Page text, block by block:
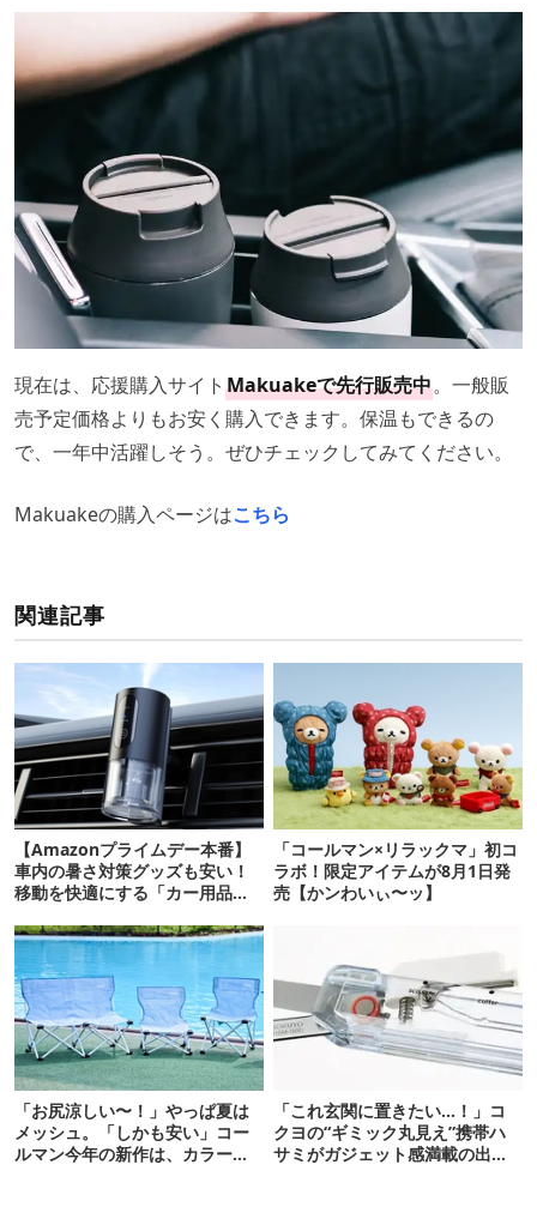
現在は、応援購入サイト Makuakeで先行販売中。一般販
売予定価格よりもお安く購入できます。保温もできるの
で、一年中活躍しそう。ぜひチェックしてみてください。
Makuakeの購入ページはこちら
関連記事
【Amazonプライムデー本番】
車内の暑さ対策グッズも安い！
移動を快適にする「カー用品」
「コールマン×リラックマ」初コ
ラボ！限定アイテムが8月1日発
売【かンわいぃ〜ッ】
「お尻涼しい〜！」やっぱ夏は
メッシュ。「しかも安い」コー
ルマン今年の新作は、カラーも
「これ玄関に置きたい…！」コ
クヨの“ギミック丸見え”携帯ハ
サミがガジェット感満載の出来